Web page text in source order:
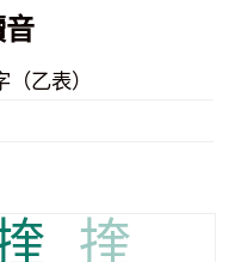
（乙表）
㨒